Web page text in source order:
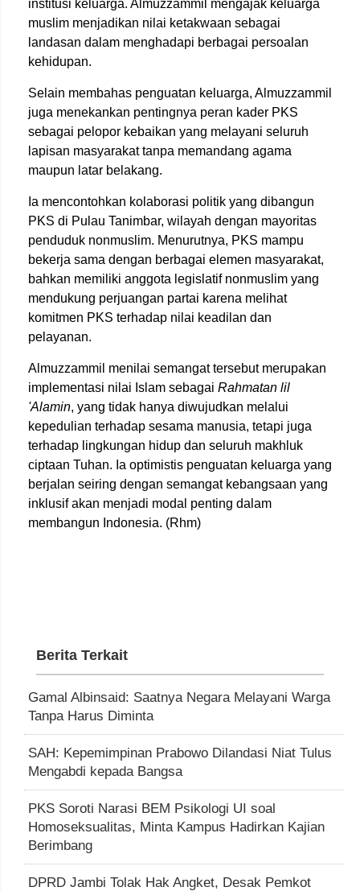
institusi keluarga. Almuzzammil mengajak keluarga
muslim menjadikan nilai ketakwaan sebagai
landasan dalam menghadapi berbagai persoalan
kehidupan.
Selain membahas penguatan keluarga, Almuzzammil
juga menekankan pentingnya peran kader PKS
sebagai pelopor kebaikan yang melayani seluruh
lapisan masyarakat tanpa memandang agama
maupun latar belakang.
Ia mencontohkan kolaborasi politik yang dibangun
PKS di Pulau Tanimbar, wilayah dengan mayoritas
penduduk nonmuslim. Menurutnya, PKS mampu
bekerja sama dengan berbagai elemen masyarakat,
bahkan memiliki anggota legislatif nonmuslim yang
mendukung perjuangan partai karena melihat
komitmen PKS terhadap nilai keadilan dan
pelayanan.
Almuzzammil menilai semangat tersebut merupakan
implementasi nilai Islam sebagai Rahmatan lil
'Alamin, yang tidak hanya diwujudkan melalui
kepedulian terhadap sesama manusia, tetapi juga
terhadap lingkungan hidup dan seluruh makhluk
ciptaan Tuhan. Ia optimistis penguatan keluarga yang
berjalan seiring dengan semangat kebangsaan yang
inklusif akan menjadi modal penting dalam
membangun Indonesia. (Rhm)
Berita Terkait
Gamal Albinsaid: Saatnya Negara Melayani Warga
Tanpa Harus Diminta
SAH: Kepemimpinan Prabowo Dilandasi Niat Tulus
Mengabdi kepada Bangsa
PKS Soroti Narasi BEM Psikologi UI soal
Homoseksualitas, Minta Kampus Hadirkan Kajian
Berimbang
DPRD Jambi Tolak Hak Angket, Desak Pemkot